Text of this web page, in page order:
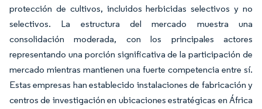
protección de cultivos, incluidos herbicidas selectivos y no
selectivos. La estructura del mercado muestra una
consolidación moderada, con los principales actores
representando una porción significativa de la participación de
mercado mientras mantienen una fuerte competencia entre sí.
Estas empresas han establecido instalaciones de fabricación y
centros de investigación en ubicaciones estratégicas en África